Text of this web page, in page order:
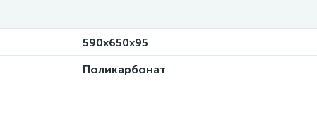
590x650x95
Поликарбонат